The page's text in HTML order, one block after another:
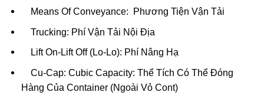
Means Of Conveyance: Phương Tiện Vận Tải
Trucking: Phí Vận Tải Nội Địa
Lift On-Lift Off (Lo-Lo): Phí Nâng Hạ
Cu-Cap: Cubic Capacity: Thể Tích Có Thể Đóng
Hàng Của Container (Ngoài Vỏ Cont)